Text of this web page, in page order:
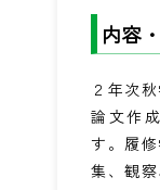
内容
２年次
論文作
す。履
集、観